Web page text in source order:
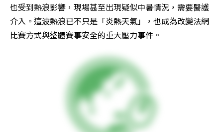
也受到熱浪影響，現場甚至出現疑似中暑情況，需要醫護
介入。這波熱浪已不只是「炎熱天氣」，也成為改變法網
比賽方式與整體賽事安全的重大壓力事件。